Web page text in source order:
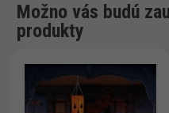
Možno vás budú
produkty